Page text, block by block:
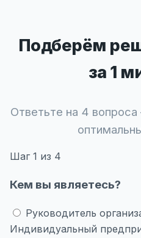
Подберём
за 1
Ответьте на 4
Шаг 1 из 4
Кем вы являетесь?
Руководитель
Индивидуальный